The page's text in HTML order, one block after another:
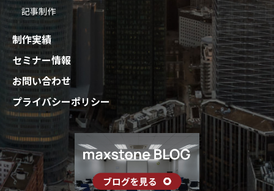
記事制作
制作実績
セミナー情報
お問い合わせ
プライバシーポリシー